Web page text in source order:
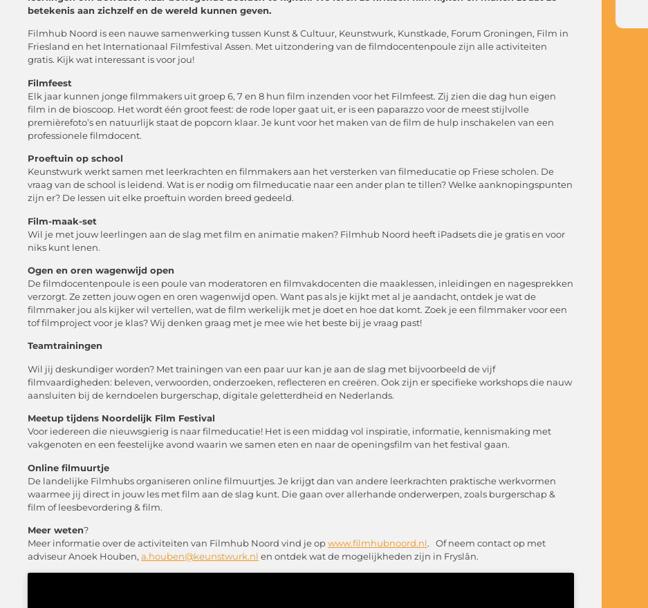
betekenis aan zichzelf en de wereld kunnen geven.
Filmhub Noord is een nauwe samenwerking tussen Kunst & Cultuur, Keunstwurk, Kunstkade, Forum Groningen, Film in
Friesland en het Internationaal Filmfestival Assen. Met uitzondering van de filmdocentenpoule zijn alle activiteiten
gratis. Kijk wat interessant is voor jou!
Filmfeest
Elk jaar kunnen jonge filmmakers uit groep 6, 7 en 8 hun film inzenden voor het Filmfeest. Zij zien die dag hun eigen
film in de bioscoop. Het wordt één groot feest: de rode loper gaat uit, er is een paparazzo voor de meest stijlvolle
premièrefoto’s en natuurlijk staat de popcorn klaar. Je kunt voor het maken van de film de hulp inschakelen van een
professionele filmdocent.
Proeftuin op school
Keunstwurk werkt samen met leerkrachten en filmmakers aan het versterken van filmeducatie op Friese scholen. De
vraag van de school is leidend. Wat is er nodig om filmeducatie naar een ander plan te tillen? Welke aanknopingspunten
zijn er? De lessen uit elke proeftuin worden breed gedeeld.
Film-maak-set
Wil je met jouw leerlingen aan de slag met film en animatie maken? Filmhub Noord heeft iPadsets die je gratis en voor
niks kunt lenen.
Ogen en oren wagenwijd open
De filmdocentenpoule is een poule van moderatoren en filmvakdocenten die maaklessen, inleidingen en nagesprekken
verzorgt. Ze zetten jouw ogen en oren wagenwijd open. Want pas als je kijkt met al je aandacht, ontdek je wat de
filmmaker jou als kijker wil vertellen, wat de film werkelijk met je doet en hoe dat komt. Zoek je een filmmaker voor een
tof filmproject voor je klas? Wij denken graag met je mee wie het beste bij je vraag past!
Teamtrainingen
Wil jij deskundiger worden? Met trainingen van een paar uur kan je aan de slag met bijvoorbeeld de vijf
filmvaardigheden: beleven, verwoorden, onderzoeken, reflecteren en creëren. Ook zijn er specifieke workshops die nauw
aansluiten bij de kerndoelen burgerschap, digitale geletterdheid en Nederlands.
Meetup tijdens Noordelijk Film Festival
Voor iedereen die nieuwsgierig is naar filmeducatie! Het is een middag vol inspiratie, informatie, kennismaking met
vakgenoten en een feestelijke avond waarin we samen eten en naar de openingsfilm van het festival gaan.
Online filmuurtje
De landelijke Filmhubs organiseren online filmuurtjes. Je krijgt dan van andere leerkrachten praktische werkvormen
waarmee jij direct in jouw les met film aan de slag kunt. Die gaan over allerhande onderwerpen, zoals burgerschap &
film of leesbevordering & film.
Meer weten?
Meer informatie over de activiteiten van Filmhub Noord vind je opwww.filmhubnoord.nl. Of neem contact op met
adviseur Anoek Houben, a.houben@keunstwurk.nl en ontdek wat de mogelijkheden zijn in Fryslân.